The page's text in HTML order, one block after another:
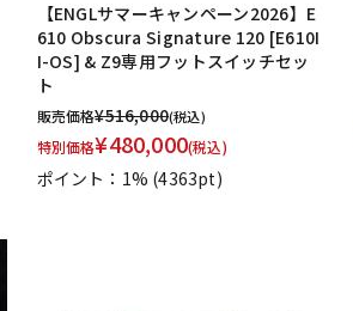
【ENGLサマーキャンペーン2026】E
610 Obscura Signature 120 [E610I
I-OS] & Z9専用フットスイッチセッ
ト
販売価格¥516,000(税込)
特別価格¥480,000(税込)
ポイント：1% (4363pt)